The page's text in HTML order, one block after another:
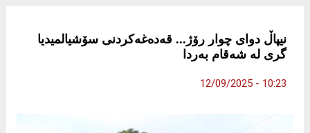
نیپاڵ دوای چوار رۆژ... قه‌ده‌غه‌كردنی سۆشیالمیدیا
گری له‌ شه‌قام به‌ردا
10:23 - 12/09/2025